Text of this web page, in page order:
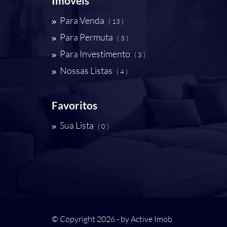
Para Venda ( 13 )
Para Permuta ( 3 )
Para Investimento ( 3 )
Nossas Listas ( 4 )
Favoritos
Sua Lista ( 0 )
© Copyright 2026 - byActive Imob